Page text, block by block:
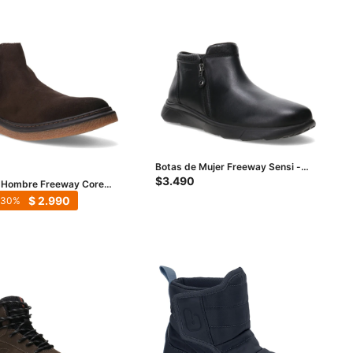
Freeway Core
$ 2.990
30
Botas de Mujer Freeway Sensi -
Negro
$3.490